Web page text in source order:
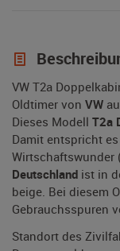
VW T2a
Oldtimer von VW
Dieses Modell T2a
Damit entspricht
Wirtschaftswunder
Deutschland ist in
beige. Bei diesem
Gebrauchsspuren
Standort des